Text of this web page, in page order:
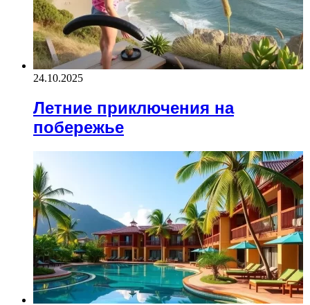
24.10.2025
Летние приключения на
побережье